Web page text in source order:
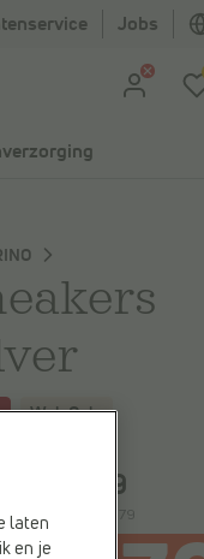
Jobs
Web Only
€ 76,79
prijs:
laten
en je